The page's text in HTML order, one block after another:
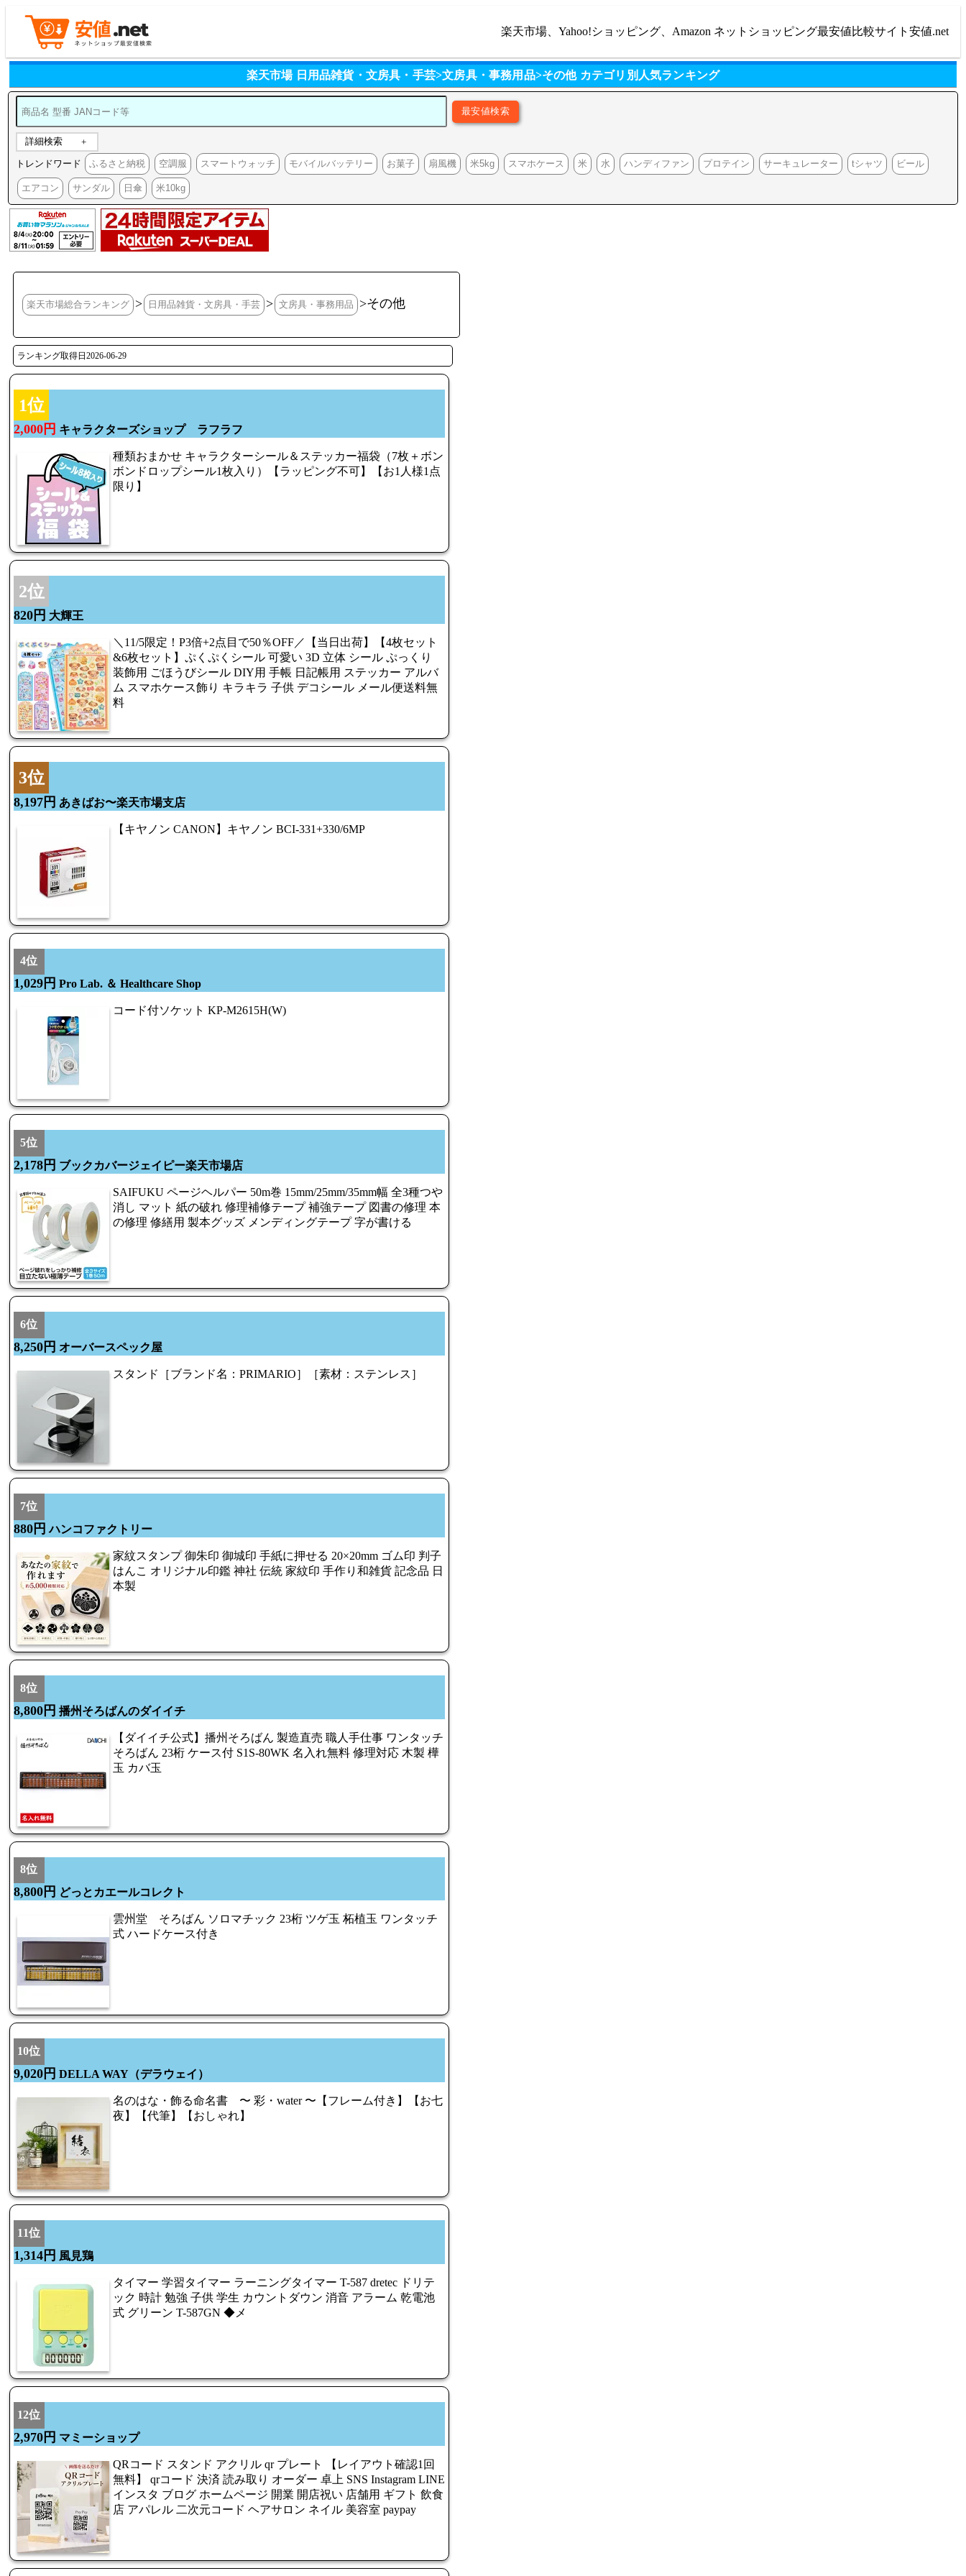
楽天市場、Yahoo!ショッピング、Amazon ネットショッピング最安値比較サイト安値.net
楽天市場 日用品雑貨・文房具・手芸>文房具・事務用品>その他 カテゴリ別人気ランキング
詳細検索
トレンドワード ふるさと納税 空調服 スマートウォッチ モバイルバッテリー お菓子 扇風機 米5kg スマホケース 米 水 ハンディファン プロテイン サーキュレーター tシャツ ビール
エアコン サンダル 日傘 米10kg
楽天市場総合ランキング > 日用品雑貨・文房具・手芸 > 文房具・事務用品 >その他
ランキング取得日2026-06-29
1位
2,000円 キャラクターズショップ ラフラフ
種類おまかせ キャラクターシール＆ステッカー福袋（7枚＋ボン
ボンドロップシール1枚入り）【ラッピング不可】【お1人様1点
限り】
2位
820円 大輝王
＼11/5限定！P3倍+2点目で50％OFF／【当日出荷】【4枚セット
&6枚セット】ぷくぷくシール 可愛い 3D 立体 シール ぷっくり
装飾用 ごほうびシール DIY用 手帳 日記帳用 ステッカー アルバ
ム スマホケース飾り キラキラ 子供 デコシール メール便送料無
料
3位
8,197円 あきばお〜楽天市場支店
【キヤノン CANON】キヤノン BCI-331+330/6MP
4位
1,029円 Pro Lab. ＆ Healthcare Shop
コード付ソケット KP-M2615H(W)
5位
2,178円 ブックカバージェイピー楽天市場店
SAIFUKU ページヘルパー 50m巻 15mm/25mm/35mm幅 全3種つや
消し マット 紙の破れ 修理補修テープ 補強テープ 図書の修理 本
の修理 修繕用 製本グッズ メンディングテープ 字が書ける
6位
8,250円 オーバースペック屋
スタンド［ブランド名：PRIMARIO］［素材：ステンレス］
7位
880円 ハンコファクトリー
家紋スタンプ 御朱印 御城印 手紙に押せる 20×20mm ゴム印 判子
はんこ オリジナル印鑑 神社 伝統 家紋印 手作り和雑貨 記念品 日
本製
8位
8,800円 播州そろばんのダイイチ
【ダイイチ公式】播州そろばん 製造直売 職人手仕事 ワンタッチ
そろばん 23桁 ケース付 S1S-80WK 名入れ無料 修理対応 木製 樺
玉 カバ玉
8位
8,800円 どっとカエールコレクト
雲州堂 そろばん ソロマチック 23桁 ツゲ玉 柘植玉 ワンタッチ
式 ハードケース付き
10位
9,020円 DELLA WAY（デラウェイ）
名のはな・飾る命名書 〜 彩・water 〜【フレーム付き】【お七
夜】【代筆】【おしゃれ】
11位
1,314円 風見鶏
タイマー 学習タイマー ラーニングタイマー T-587 dretec ドリテ
ック 時計 勉強 子供 学生 カウントダウン 消音 アラーム 乾電池
式 グリーン T-587GN ◆メ
12位
2,970円 マミーショップ
QRコード スタンド アクリル qr プレート 【レイアウト確認1回
無料】 qrコード 決済 読み取り オーダー 卓上 SNS Instagram LINE
インスタ ブログ ホームページ 開業 開店祝い 店舗用 ギフト 飲食
店 アパレル 二次元コード ヘアサロン ネイル 美容室 paypay